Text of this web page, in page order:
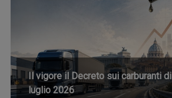
Il vigore il Decreto sui carburanti di
luglio 2026